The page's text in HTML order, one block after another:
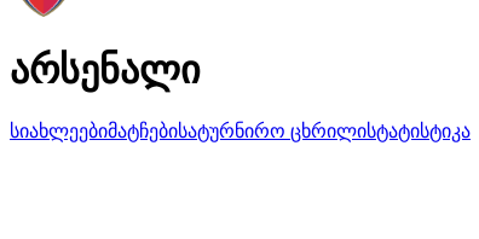
არსენალი
სიახლეებიმატჩებისატურნირო ცხრილისტატისტიკა